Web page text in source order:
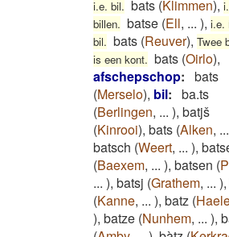
i.e. bil. bats (Klimmen),
billen. batse (Ell, ... ), i.e.
bil. bats (Reuver), Twee
is een kont. bats (Oirlo),
afschepschop: bats
(Merselo), bil: ba.ts
(Berlingen, ... ), batjš
(Kinrooi), bats (Alken, ...
batsch (Weert, ... ),
(Baexem, ... ), batsen (
... ), batsj (Grathem, ... ),
(Kanne, ... ), batz (
), batze (Nunhem, ... ),